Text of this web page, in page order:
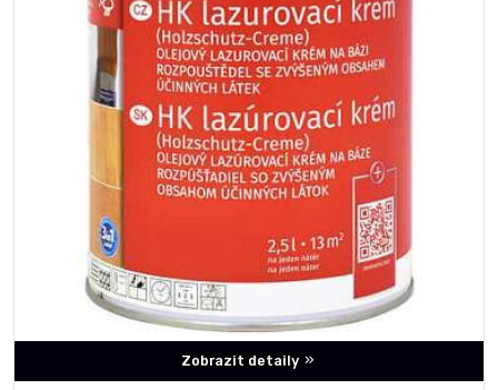
Zobrazit detaily